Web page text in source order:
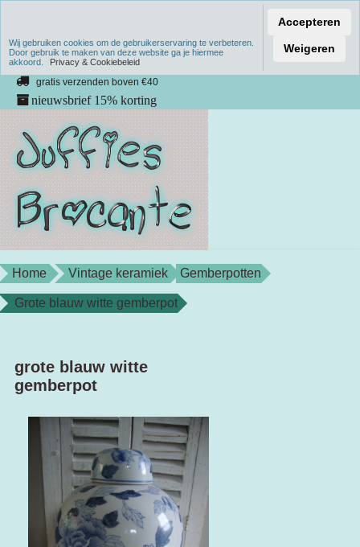
Verzenden binnen 1 werkdag
unieke producten
gratis verzenden boven €40
nieuwsbrief 15% korting
Home Vintage keramiek Gemberpotten
Grote blauw witte gemberpot
grote blauw witte
gemberpot
Wij gebruiken cookies om de gebruikerservaring te verbeteren.
Door gebruik te maken van deze website ga je hiermee
akkoord.
Privacy & Cookiebeleid
Accepteren
Weigeren